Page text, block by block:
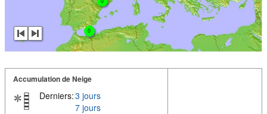
0
Accumulation de Neige
Derniers:3 jours
7 jours